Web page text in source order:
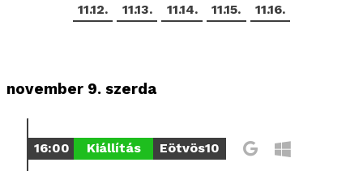
11.12.
11.13. 11.14. 11.15. 11.16.
november 9. szerda
16:00 Kiállítás Eötvös10